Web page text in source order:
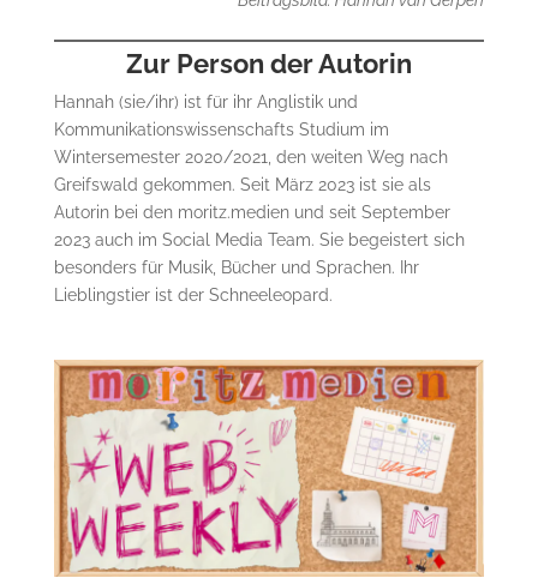
Zur Person der Autorin
Hannah (sie/ihr) ist für ihr Anglistik und
Kommunikationswissenschafts Studium im
Wintersemester 2020/2021, den weiten Weg nach
Greifswald gekommen. Seit März 2023 ist sie als
Autorin bei den moritz.medien und seit September
2023 auch im Social Media Team. Sie begeistert sich
besonders für Musik, Bücher und Sprachen. Ihr
Lieblingstier ist der Schneeleopard.